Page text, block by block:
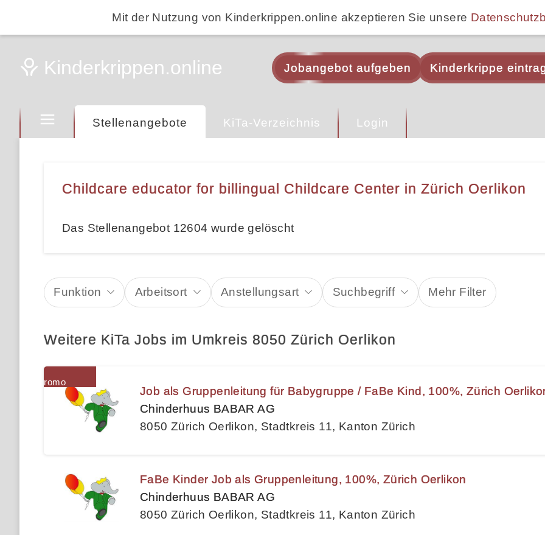
Mit der Nutzung von Kinderkrippen.online akzeptieren Sie unsere
Jobangebot aufgeben Kinderkrippe
Stellenangebote KiTa-Verzeichnis Login
Childcare educator for billingual Childcare Center in Zürich Oerlikon
Das Stellenangebot 12604 wurde gelöscht
Funktion Arbeitsort Anstellungsart Suchbegriff Mehr Filter
Weitere KiTa Jobs im Umkreis 8050 Zürich Oerlikon
Job als Gruppenleitung für Babygruppe / FaBe Kind, 100%, Zürich
Chinderhuus BABAR AG
8050 Zürich Oerlikon, Stadtkreis 11, Kanton Zürich
FaBe Kinder Job als Gruppenleitung, 100%, Zürich Oerlikon
Chinderhuus BABAR AG
8050 Zürich Oerlikon, Stadtkreis 11, Kanton Zürich